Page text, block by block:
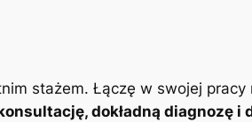
stażem. Łączę w swojej
dokładną diagnozę i